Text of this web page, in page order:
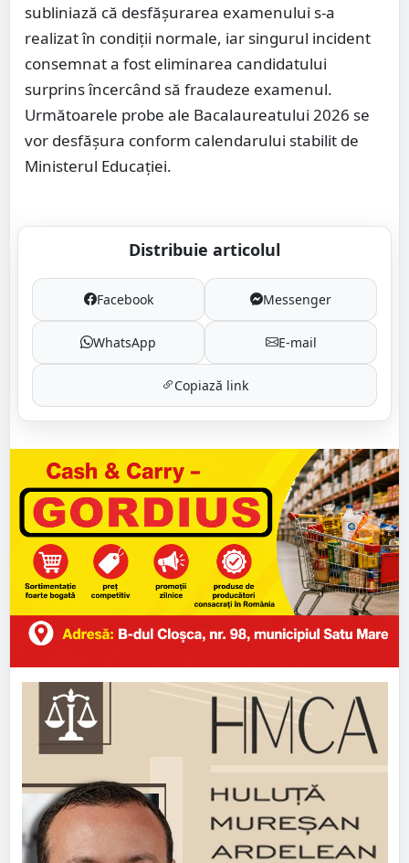
subliniază că desfășurarea examenului s-a
realizat în condiții normale, iar singurul incident
consemnat a fost eliminarea candidatului
surprins încercând să fraudeze examenul.
Următoarele probe ale Bacalaureatului 2026 se
vor desfășura conform calendarului stabilit de
Ministerul Educației.
Distribuie articolul
Facebook Messenger
WhatsApp E-mail
Copiază link